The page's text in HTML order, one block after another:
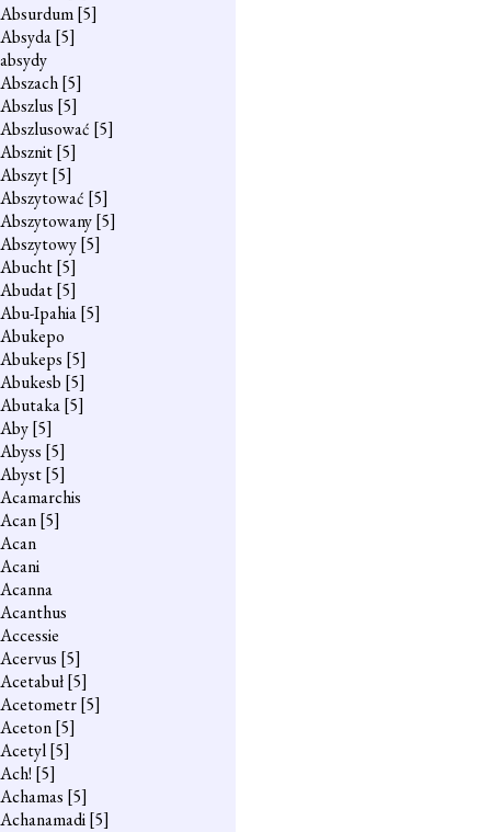
Absurdum[5]
Absyda[5]
absydy
Abszach[5]
Abszlus [5]
Abszlusować [5]
Absznit[5]
Abszyt[5]
Abszytować [5]
Abszytowany[5]
Abszytowy[5]
Abucht[5]
Abudat[5]
Abu-Ipahia[5]
Abukepo
Abukeps [5]
Abukesb [5]
Abutaka[5]
Aby[5]
Abyss [5]
Abyst[5]
Acamarchis
Acan[5]
Acan
Acani
Acanna
Acanthus
Accessie
Acervus [5]
Acetabuł[5]
Acetometr[5]
Aceton[5]
Acetyl[5]
Ach! [5]
Achamas [5]
Achanamadi[5]